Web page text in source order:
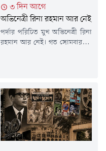
অনুষ্ঠিত হয় 'সাউন্ড অব জুলাই'
কনসার্ট।সংস্কৃতিবিষয়ক মন্ত্রণালয়ের
উদ্যোগে,...
৩ দিন আগে
অভিনেত্রী রিনা রহমান আর নেই
পর্দার পরিচিত মুখ অভিনেত্রী রিনা
রহমান আর নেই। গত সোমবার (৩
অভিনয়শিল্পীদের সংগঠন
'অভিনয়শিল্পী সংঘ বাংলাদেশ'।
সংগঠনটির পক্ষ থেকে প্রয়াত এই
শিল্পীর বিদেহী আত্মার শান্তি কামনা
ও শোকসন্তপ্ত পরিবারের প্রতি